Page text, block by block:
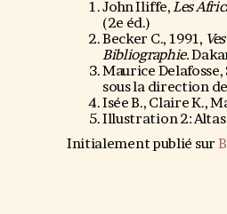
John Iliffe, Les
(2e éd.)
Becker C., 1991,
Bibliographie.
Maurice Delafosse,
sous la direction
Isée B., Claire K.,
Illustration 2:
Initialement publié sur